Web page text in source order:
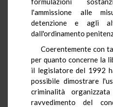
l'ammissione alle
detenzione e agli
dall'ordinamento
Coerentemente con
per quanto concerne la
il legislatore del 1992
possibile dimostrare
criminalità
ravvedimento del